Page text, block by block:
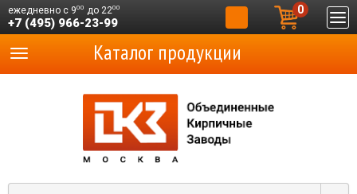
ежедневно с 900 до 2200
+7 (495) 966-23-99
0
Каталог продукции